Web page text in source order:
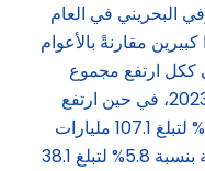
البحريني في العام
مقارنةً بالأعوام
ككل ارتفع مجموع
الأصول 6.5% لتبلغ 238.5 بنهاية عام 2023، في حين ارتفع
مجموع أصول بنوك التجزئة بنسبة 5.3% لتبلغ 107.1 مليارات
دولار، ومجموع أصول البنوك الإسلامية بنسبة 5.8% لتبلغ 38.1